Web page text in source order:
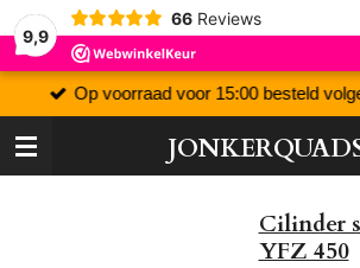
9,9
66 Reviews
Op voorraad voor 15:00 besteld
Cilinder
YFZ 450